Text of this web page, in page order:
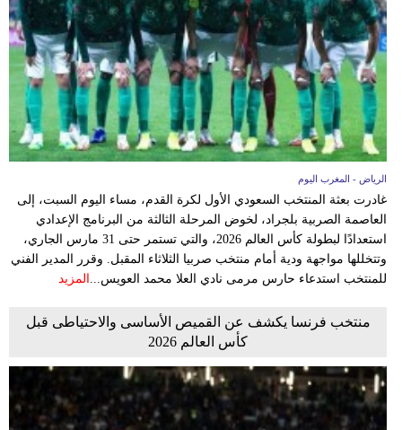
وسفر
ديكور
أخبار
البرلمان
المغربي
إعلام
تعليم
مرأة
أزياء
وتكنولوجيا
الرياض - المغرب اليوم
غادرت بعثة المنتخب السعودي الأول لكرة القدم، مساء اليوم السبت، إلى
العاصمة الصربية بلجراد، لخوض المرحلة الثالثة من البرنامج الإعدادي
استعدادًا لبطولة كأس العالم 2026، والتي تستمر حتى 31 مارس الجاري،
وتتخللها مواجهة ودية أمام منتخب صربيا الثلاثاء المقبل. وقرر المدير الفني
للمنتخب استدعاء حارس مرمى نادي العلا محمد العويس... المزيد
منتخب فرنسا يكشف عن القميص الأساسى والاحتياطى قبل
كأس العالم 2026